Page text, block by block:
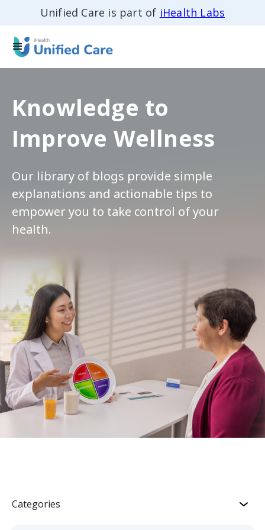
Unified Care is part of iHealth Labs
Knowledge to
Improve Wellness
Our library of blogs provide simple
explanations and actionable tips to
empower you to take control of your
health.
Categories